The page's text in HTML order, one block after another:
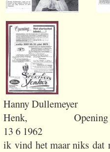
Hanny Dullemeyer
Henk, Opening
13
ik vind het maar niks